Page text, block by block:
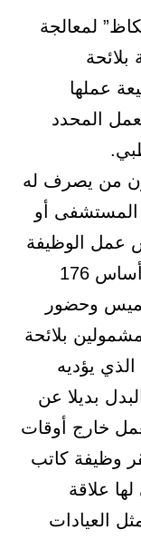
لمعالجة
عملها
المحدد
من يصرف له
أو
عمل الوظيفة
بصفة فعلية، أن يؤدي عمله على أساس 176
وحضور
بلائحة
يؤديه
بديلا عن
خارج أوقات
وظيفة كاتب
علاقة
العيادات